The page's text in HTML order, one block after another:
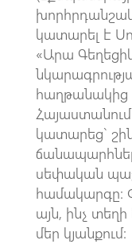
կատարել է
«Արա
հաղթանակից
կատարեց`
սեփական
համակարգը:
այն, ինչ
մեր կյանքում: